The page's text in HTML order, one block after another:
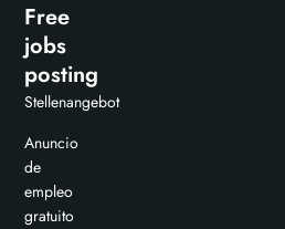
Free
jobs
posting
Stellenangebot
Anuncio
de
empleo
gratuito